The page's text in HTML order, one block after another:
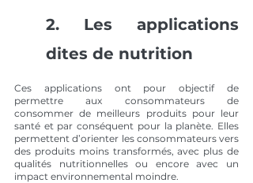
2. Les applications
dites de nutrition
Ces applications ont pour objectif de
permettre aux consommateurs de
consommer de meilleurs produits pour leur
santé et par conséquent pour la planète. Elles
permettent d’orienter les consommateurs vers
des produits moins transformés, avec plus de
qualités nutritionnelles ou encore avec un
impact environnemental moindre.